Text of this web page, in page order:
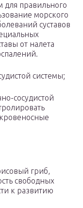
для правильного
морского
суставов
от налета
системы;
сосудистой
гриб,
свободных
к развитию